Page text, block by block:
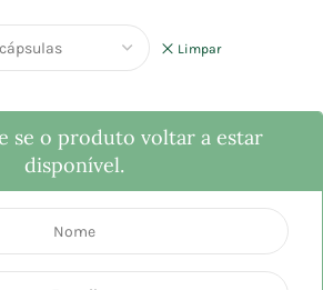
Limpar
se o produto voltar a estar
disponível.